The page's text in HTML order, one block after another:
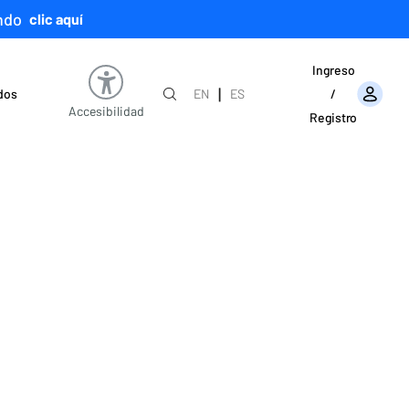
clic aquí
Accesibilidad
EN |
ES
Ingreso
/
Registro